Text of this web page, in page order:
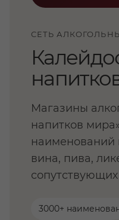
СЕТЬ
Магазины
напитков
наименований
вина, пива,
3000+